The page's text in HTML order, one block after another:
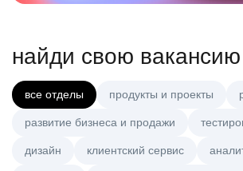
найди свою вакансию
все отделы продукты и проекты
развитие бизнеса и продажи
дизайн клиентский сервис